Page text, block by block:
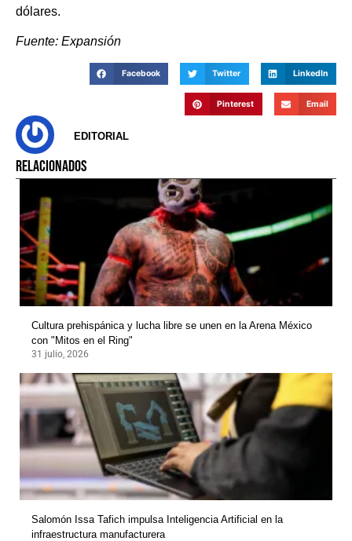
dólares.
Fuente: Expansión
Facebook Twitter LinkedIn
Pinterest Email
EDITORIAL
RELACIONADOS
Cultura prehispánica y lucha libre se unen en la Arena México
con "Mitos en el Ring"
31 julio, 2026
Salomón Issa Tafich impulsa Inteligencia Artificial en la
infraestructura manufacturera